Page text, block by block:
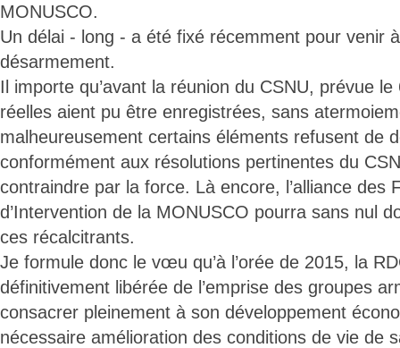
MONUSCO.
Un délai - long - a été fixé récemment pour venir
désarmement.
Il importe qu’avant la réunion du CSNU, prévue
réelles aient pu être enregistrées, sans
malheureusement certains éléments refusent de
conformément aux résolutions pertinentes du
contraindre par la force. Là encore, l’alliance des
d’Intervention de la MONUSCO pourra sans nul
ces récalcitrants.
Je formule donc le vœu qu’à l’orée de 2015, la
définitivement libérée de l’emprise des groupes
consacrer pleinement à son développement
nécessaire amélioration des conditions de vie de